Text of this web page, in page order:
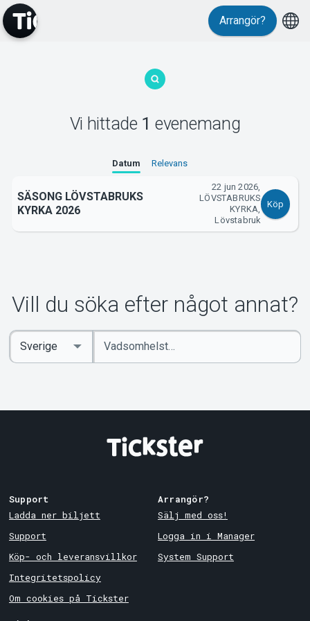
MyTickster
Om Tickster
Arrangör?
Vi hittade 1 evenemang
Datum Relevans
SÄSONG LÖVSTABRUKS
KYRKA 2026
22 jun 2026,
LÖVSTABRUKS
KYRKA,
Lövstabruk
Köp
Vill du söka efter något annat?
Ange
sökord
Select
Country
Support
Ladda ner biljett
Support
Köp- och leveransvillkor
Integritetspolicy
Om cookies på Tickster
Arrangör?
Sälj med oss!
Logga in i Manager
System Support